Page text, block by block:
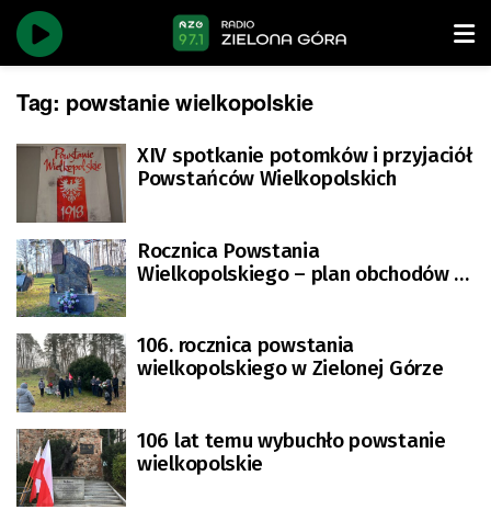
Tag: powstanie wielkopolskie
XIV spotkanie potomków i przyjaciół
Powstańców Wielkopolskich
Rocznica Powstania
Wielkopolskiego – plan obchodów w
106. rocznica powstania
wielkopolskiego w Zielonej Górze
106 lat temu wybuchło powstanie
wielkopolskie